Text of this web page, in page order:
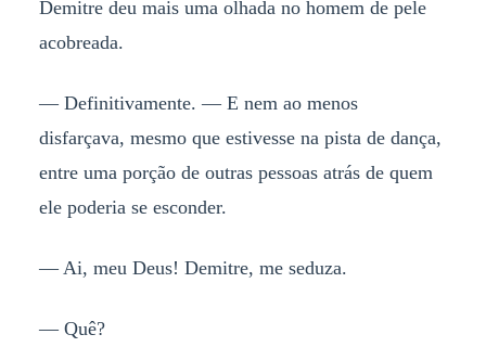
Demitre deu mais uma olhada no homem de pele
acobreada.
— Definitivamente. — E nem ao menos
disfarçava, mesmo que estivesse na pista de dança,
entre uma porção de outras pessoas atrás de quem
ele poderia se esconder.
— Ai, meu Deus! Demitre, me seduza.
— Quê?